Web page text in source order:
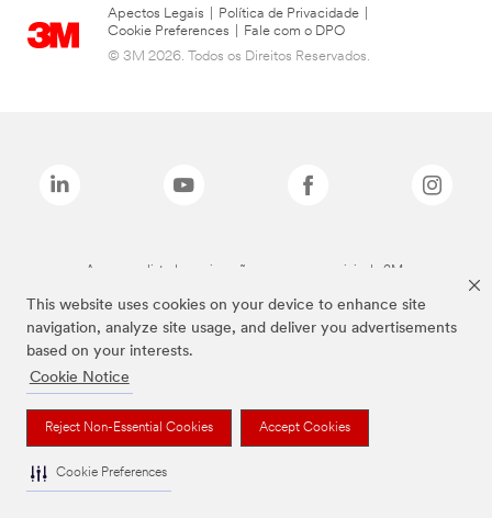
This website uses cookies on your device to enhance site
navigation, analyze site usage, and deliver you advertisements
based on your interests.
Cookie Notice
Reject Non-Essential Cookies Accept Cookies
Cookie Preferences
Apectos Legais Política de Privacidade
Cookie Preferences
Fale com o DPO
© 3M 2026. Todos os Direitos Reservados.
As marcas listadas a cima são marcas comerciais da 3M.